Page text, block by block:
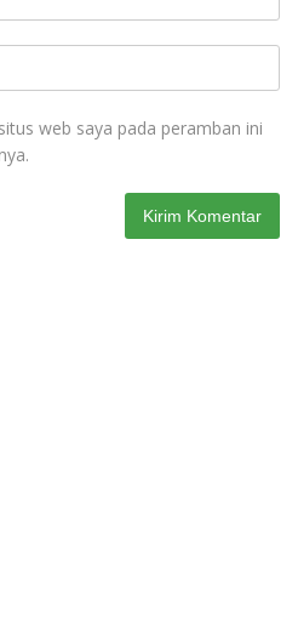
web saya pada peramban ini